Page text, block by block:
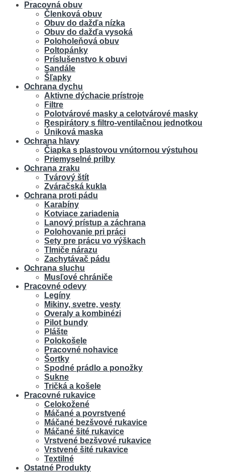
Pracovná obuv
Členková obuv
Obuv do dažďa nízka
Obuv do dažďa vysoká
Poloholeňová obuv
Poltopánky
Príslušenstvo k obuvi
Sandále
Šľapky
Ochrana dychu
Aktivne dýchacie prístroje
Filtre
Polotvárové masky a celotvárové masky
Respirátory s filtro-ventilačnou jednotkou
Úniková maska
Ochrana hlavy
Čiapka s plastovou vnútornou výstuhou
Priemyselné prilby
Ochrana zraku
Tvárový štít
Zváračská kukla
Ochrana proti pádu
Karabíny
Kotviace zariadenia
Lanový prístup a záchrana
Polohovanie pri práci
Sety pre prácu vo výškach
Tlmiče nárazu
Zachytávač pádu
Ochrana sluchu
Musľové chrániče
Pracovné odevy
Legíny
Mikiny, svetre, vesty
Overaly a kombinézi
Pilot bundy
Plášte
Polokošele
Pracovné nohavice
Šortky
Spodné prádlo a ponožky
Sukne
Tričká a košele
Pracovné rukavice
Celokožené
Máčané a povrstvené
Máčané bezšvové rukavice
Máčané šité rukavice
Vrstvené bezšvové rukavice
Vrstvené šité rukavice
Textilné
Ostatné Produkty